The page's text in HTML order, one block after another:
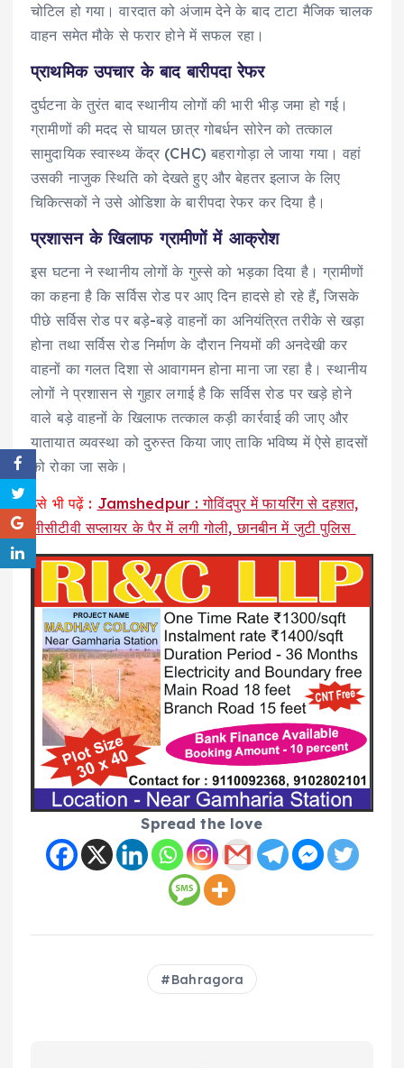
चोटिल हो गया। वारदात को अंजाम देने के बाद टाटा मैजिक चालक
वाहन समेत मौके से फरार होने में सफल रहा।
प्राथमिक उपचार के बाद बारीपदा रेफर
दुर्घटना के तुरंत बाद स्थानीय लोगों की भारी भीड़ जमा हो गई।
ग्रामीणों की मदद से घायल छात्र गोबर्धन सोरेन को तत्काल
सामुदायिक स्वास्थ्य केंद्र (CHC) बहरागोड़ा ले जाया गया। वहां
उसकी नाजुक स्थिति को देखते हुए और बेहतर इलाज के लिए
चिकित्सकों ने उसे ओडिशा के बारीपदा रेफर कर दिया है।
प्रशासन के खिलाफ ग्रामीणों में आक्रोश
इस घटना ने स्थानीय लोगों के गुस्से को भड़का दिया है। ग्रामीणों
का कहना है कि सर्विस रोड पर आए दिन हादसे हो रहे हैं, जिसके
पीछे सर्विस रोड पर बड़े-बड़े वाहनों का अनियंत्रित तरीके से खड़ा
होना तथा सर्विस रोड निर्माण के दौरान नियमों की अनदेखी कर
वाहनों का गलत दिशा से आवागमन होना माना जा रहा है। स्थानीय
लोगों ने प्रशासन से गुहार लगाई है कि सर्विस रोड पर खड़े होने
वाले बड़े वाहनों के खिलाफ तत्काल कड़ी कार्रवाई की जाए और
यातायात व्यवस्था को दुरुस्त किया जाए ताकि भविष्य में ऐसे हादसों
को रोका जा सके।
इसे भी पढ़ें : Jamshedpur : गोविंदपुर में फायरिंग से दहशत,
सीसीटीवी सप्लायर के पैर में लगी गोली, छानबीन में जुटी पुलिस
Spread the love
Bahragora